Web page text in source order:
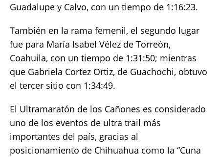
Guadalupe y Calvo, con un tiempo de 1:16:23.
También en la rama femenil, el segundo lugar
fue para María Isabel Vélez de Torreón,
Coahuila, con un tiempo de 1:31:50; mientras
que Gabriela Cortez Ortiz, de Guachochi, obtuvo
el tercer sitio con 1:34:49.
El Ultramaratón de los Cañones es considerado
uno de los eventos de ultra trail más
importantes del país, gracias al
posicionamiento de Chihuahua como la “Cuna